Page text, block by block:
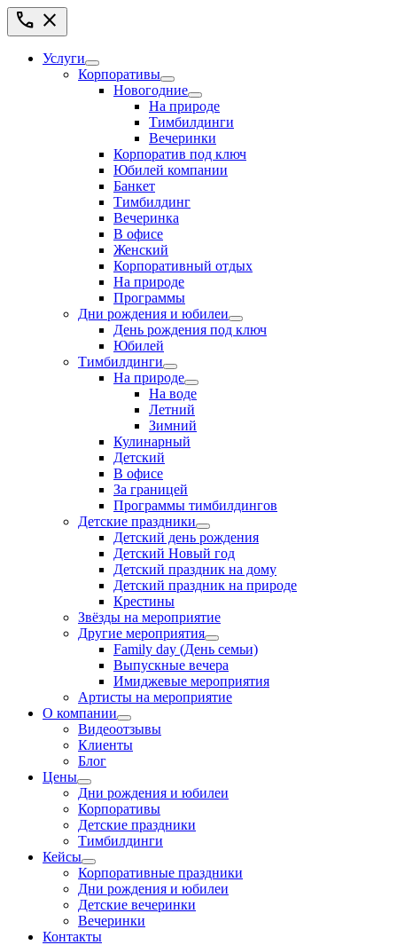
call close
Услуги
Корпоративы
Новогодние
На природе
Тимбилдинги
Вечеринки
Корпоратив под ключ
Юбилей компании
Банкет
Тимбилдинг
Вечеринка
В офисе
Женский
Корпоративный отдых
На природе
Программы
Дни рождения и юбилеи
День рождения под ключ
Юбилей
Тимбилдинги
На природе
На воде
Летний
Зимний
Кулинарный
Детский
В офисе
За границей
Программы тимбилдингов
Детские праздники
Детский день рождения
Детский Новый год
Детский праздник на дому
Детский праздник на природе
Крестины
Звёзды на мероприятие
Другие мероприятия
Family day (День семьи)
Выпускные вечера
Имиджевые мероприятия
Артисты на мероприятие
О компании
Видеоотзывы
Клиенты
Блог
Цены
Дни рождения и юбилеи
Корпоративы
Детские праздники
Тимбилдинги
Кейсы
Корпоративные праздники
Дни рождения и юбилеи
Детские вечеринки
Вечеринки
Контакты